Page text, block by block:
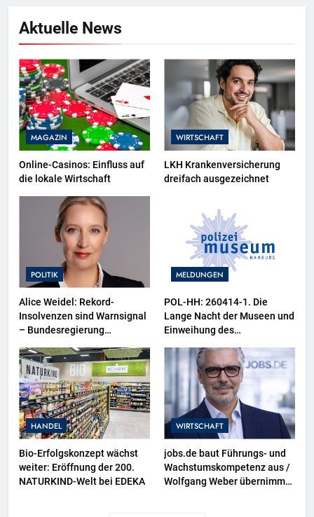
Aktuelle News
MAGAZIN
Online-Casinos: Einfluss auf
die lokale Wirtschaft
WIRTSCHAFT
LKH Krankenversicherung
dreifach ausgezeichnet
POLITIK
Alice Weidel: Rekord-
Insolvenzen sind Warnsignal
– Bundesregierung
Wirtschaftskrise
MELDUNGEN
POL-HH: 260414-1. Die
Lange Nacht der Museen und
Einweihung des
sowie neuer
Ausstellungsbereiche im
Polizeimuseum Hamburg
HANDEL
Bio-Erfolgskonzept wächst
weiter: Eröffnung der 200.
NATURKIND-Welt bei EDEKA
WIRTSCHAFT
jobs.de baut Führungs- und
Wachstumskompetenz aus /
Wolfgang Weber übernimmt